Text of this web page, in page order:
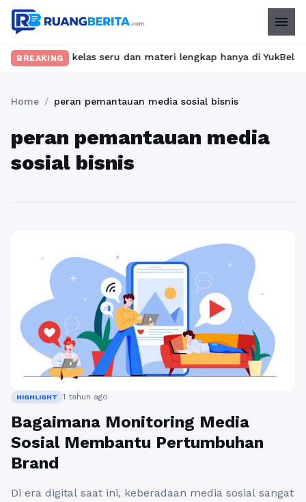
menu
BREAKING
kelas seru dan materi lengkap hanya di
Home / peran pemantauan media sosial bisnis
peran pemantauan media
sosial bisnis
HIGHLIGHT 1 tahun ago
Bagaimana Monitoring Media
Sosial Membantu Pertumbuhan
Brand
Di era digital saat ini, keberadaan media sosial sangat